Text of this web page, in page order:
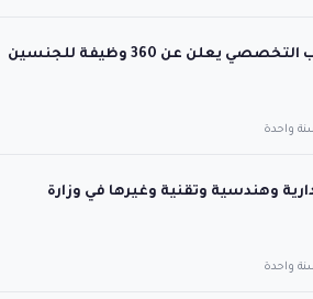
مستشفى الحبيب التخصصي يعلن عن 360 وظيفة للجنسين
واحدة
وهندسية وتقنية وغيرها في وزارة
واحدة